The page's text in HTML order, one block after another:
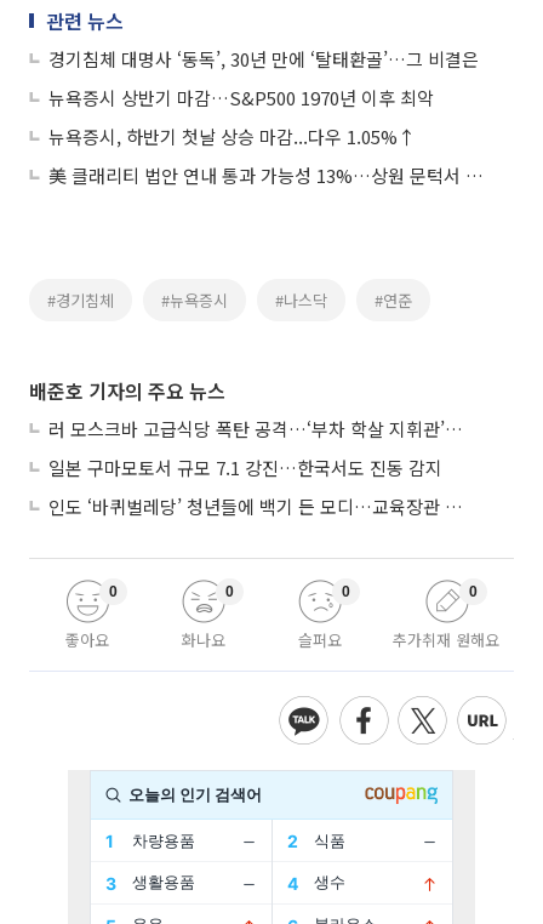
관련 뉴스
경기침체 대명사 ‘동독’, 30년 만에 ‘탈태환골’…그 비결은
뉴욕증시 상반기 마감…S&P500 1970년 이후 최악
뉴욕증시, 하반기 첫날 상승 마감...다우 1.05%↑
美 클래리티 법안 연내 통과 가능성 13%…상원 문턱서 제동
#경기침체 #뉴욕증시 #나스닥 #연준
배준호 기자의 주요 뉴스
러 모스크바 고급식당 폭탄 공격…‘부차 학살 지휘관’ 노렸나
일본 구마모토서 규모 7.1 강진…한국서도 진동 감지
인도 ‘바퀴벌레당’ 청년들에 백기 든 모디…교육장관 사퇴
좋아요
0
화나요
0
슬퍼요
0
추가취재 원해요
0